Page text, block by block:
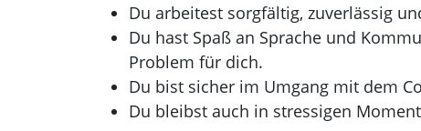
Du arbeitest sorgfältig, zuverlässig
Du hast Spaß an Sprache und
Problem für dich.
Du bist sicher im Umgang mit dem
Du bleibst auch in stressigen